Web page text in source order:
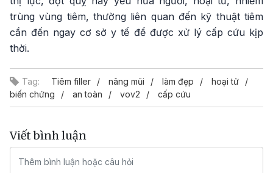
trùng vùng tiêm, thường liên quan đến kỹ thuật tiêm
cần đến ngay cơ sở y tế để được xử lý cấp cứu kịp
thời.
Tag: Tiêm filler nâng mũi làm đẹp
hoại tử
biến chứng
an toàn vov2 cấp cứu
Viết bình luận